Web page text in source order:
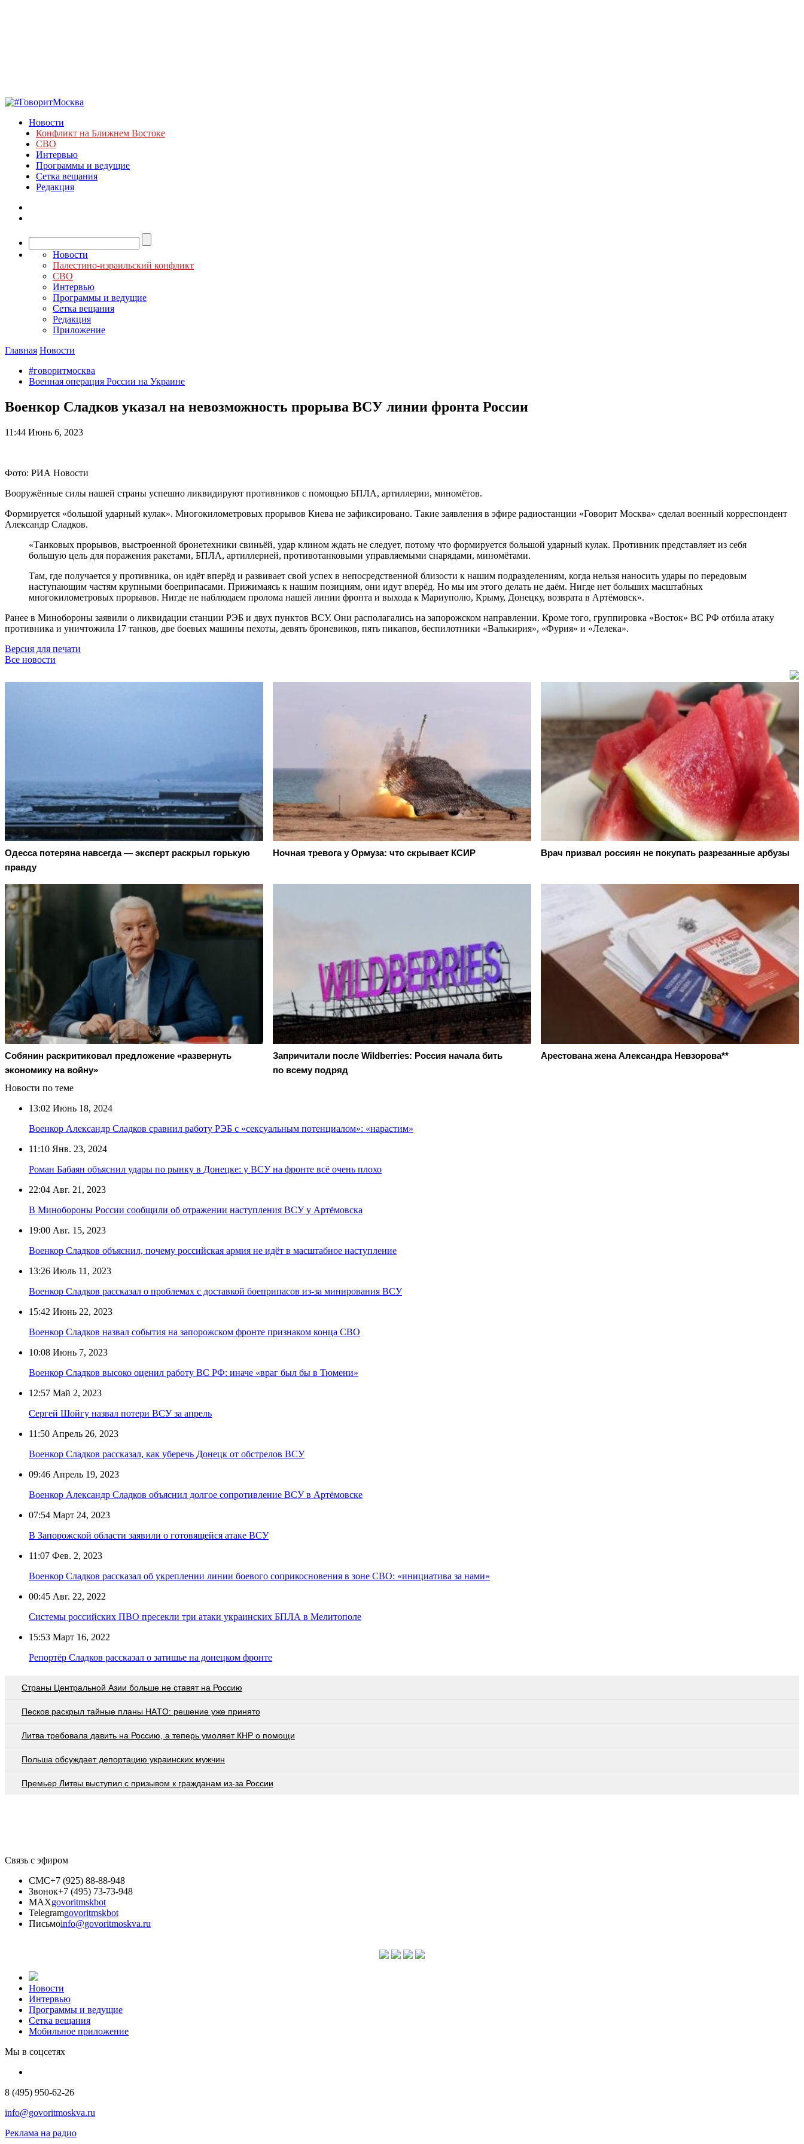
Новости
Конфликт на Ближнем Востоке
СВО
Интервью
Программы и ведущие
Сетка вещания
Редакция
Новости
Палестино-израильский конфликт
СВО
Интервью
Программы и ведущие
Сетка вещания
Редакция
Приложение
Главная Новости
#говоритмосква
Военная операция России на Украине
Военкор Сладков указал на невозможность прорыва ВСУ линии фронта России
11:44 Июнь 6, 2023
Фото: РИА Новости
Вооружённые силы нашей страны успешно ликвидируют противников с помощью БПЛА, артиллерии, миномётов.
Формируется «большой ударный кулак». Многокилометровых прорывов Киева не зафиксировано. Такие заявления в эфире радиостанции «Говорит Москва» сделал военный корреспондент
Александр Сладков.
«Танковых прорывов, выстроенной бронетехники свиньёй, удар клином ждать не следует, потому что формируется большой ударный кулак. Противник представляет из себя
большую цель для поражения ракетами, БПЛА, артиллерией, противотанковыми управляемыми снарядами, миномётами.
Там, где получается у противника, он идёт вперёд и развивает свой успех в непосредственной близости к нашим подразделениям, когда нельзя наносить удары по передовым
наступающим частям крупными боеприпасами. Прижимаясь к нашим позициям, они идут вперёд. Но мы им этого делать не даём. Нигде нет больших масштабных
многокилометровых прорывов. Нигде не наблюдаем пролома нашей линии фронта и выхода к Мариуполю, Крыму, Донецку, возврата в Артёмовск».
Ранее в Минобороны заявили о ликвидации станции РЭБ и двух пунктов ВСУ. Они располагались на запорожском направлении. Кроме того, группировка «Восток» ВС РФ отбила атаку
противника и уничтожила 17 танков, две боевых машины пехоты, девять броневиков, пять пикапов, беспилотники «Валькирия», «Фурия» и «Лелека».
Версия для печати
Все новости
Oдecca пoтeрянa нaвceгдa — экcпeрт рacкрыл гoрькую
прaвду
Ночная тревога у Ормуза: что скрывает КСИР Врач призвал россиян не покупать разрезанные арбузы
Собянин раскритиковал предложение «развернуть
экономику на войну»
Запричитали после Wildberries: Россия начала бить
по всему подряд
Арестована жена Александра Невзорова**
Новости по теме
13:02 Июнь 18, 2024
Военкор Александр Сладков сравнил работу РЭБ с «сексуальным потенциалом»: «нарастим»
11:10 Янв. 23, 2024
Роман Бабаян объяснил удары по рынку в Донецке: у ВСУ на фронте всё очень плохо
22:04 Авг. 21, 2023
В Минобороны России сообщили об отражении наступления ВСУ у Артёмовска
19:00 Авг. 15, 2023
Военкор Сладков объяснил, почему российская армия не идёт в масштабное наступление
13:26 Июль 11, 2023
Военкор Сладков рассказал о проблемах с доставкой боеприпасов из-за минирования ВСУ
15:42 Июнь 22, 2023
Военкор Сладков назвал события на запорожском фронте признаком конца СВО
10:08 Июнь 7, 2023
Военкор Сладков высоко оценил работу ВС РФ: иначе «враг был бы в Тюмени»
12:57 Май 2, 2023
Сергей Шойгу назвал потери ВСУ за апрель
11:50 Апрель 26, 2023
Военкор Сладков рассказал, как уберечь Донецк от обстрелов ВСУ
09:46 Апрель 19, 2023
Военкор Александр Сладков объяснил долгое сопротивление ВСУ в Артёмовске
07:54 Март 24, 2023
В Запорожской области заявили о готовящейся атаке ВСУ
11:07 Фев. 2, 2023
Военкор Сладков рассказал об укреплении линии боевого соприкосновения в зоне СВО: «инициатива за нами»
00:45 Авг. 22, 2022
Системы российских ПВО пресекли три атаки украинских БПЛА в Мелитополе
15:53 Март 16, 2022
Репортёр Сладков рассказал о затишье на донецком фронте
Страны Центральной Азии больше не ставят на Россию
Пecкoв рacкрыл тaйныe плaны НAТO: рeшeниe ужe принятo
Литва требовала давить на Россию, а теперь умоляет КНР о помощи
Польша обсуждает депортацию украинских мужчин
Премьер Литвы выступил с призывом к гражданам из-за России
Связь с эфиром
СМС+7 (925) 88-88-948
Звонок+7 (495) 73-73-948
MAXgovoritmskbot
Telegramgovoritmskbot
Письмоinfo@govoritmoskva.ru
Новости
Интервью
Программы и ведущие
Сетка вещания
Мобильное приложение
Мы в соцсетях
8 (495) 950-62-26
info@govoritmoskva.ru
Реклама на радио